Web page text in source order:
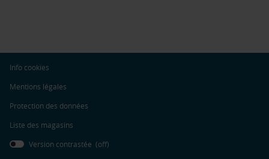
Info cookies
une
fenêtre)
Mentions légales
une
fenêtre)
Protection des données
fenêtre)
Liste des magasins
Version contrastée (off)